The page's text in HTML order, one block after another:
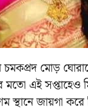
চমকপ্রদ মোড়
মতো এই সপ্তাহেও
স্থানে জায়গা